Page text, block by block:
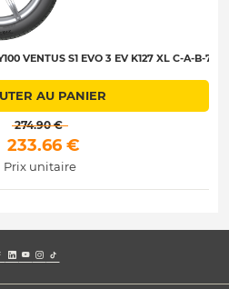
VENTUS S1 EVO 3 EV K127 XL C-A-B-75
AU PANIER
274.90 €
233.66 €
Prix unitaire